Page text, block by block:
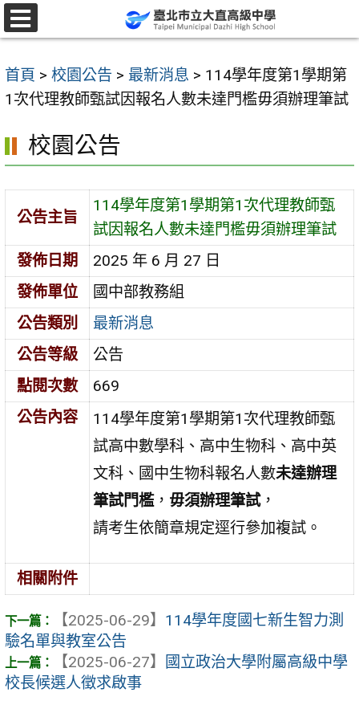
跳
至
要
內
區
首頁 > 校園公告 > 最新消息 > 114學年度第1學期第
1次代理教師甄試因報名人數未達門檻毋須辦理筆試
校園公告
公告主旨
114學年度第1學期第1次代理教師甄
試因報名人數未達門檻毋須辦理筆試
發佈日期
2025 年 6 月 27 日
發佈單位
國中部教務組
公告類別
最新消息
公告等級
公告
點閱次數
669
公告內容
114學年度第1學期第1次代理教師甄
試高中數學科、高中生物科、高中英
文科、國中生物科報名人數未達辦理
筆試門檻， 毋須辦理筆試，
請考生依簡章規定逕行參加複試。
相關附件
【2025-06-29】 114學年度國七新生智力測
驗名單與教室公告
【2025-06-27】
國立政治大學附屬高級中學
校長候選人徵求啟事
選
單